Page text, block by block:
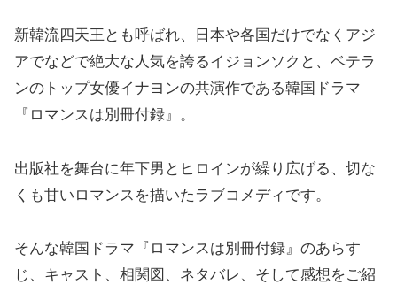
新韓流四天王とも呼ばれ、日本や各国だけでなくアジ
アでなどで絶大な人気を誇るイジョンソクと、ベテラ
ンのトップ女優イナヨンの共演作である韓国ドラマ
『ロマンスは別冊付録』。
出版社を舞台に年下男とヒロインが繰り広げる、切な
くも甘いロマンスを描いたラブコメディです。
そんな韓国ドラマ『ロマンスは別冊付録』のあらす
じ、キャスト、相関図、ネタバレ、そして感想をご紹